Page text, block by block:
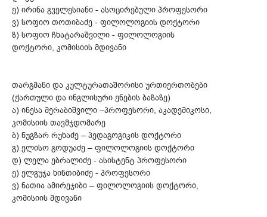
ე) ირინა გველესიანი - ასოცირებული პროფესორი
ვ) სოფიო თოთიბაძე - ფილოლოგიის დოქტორი
ზ) სოფიო ჩხატარაშვილი - ფილოლოგიის
დოქტორი, კომისიის მდივანი
თარგმანი და კულტურათაშორისი ურთიერთობები
(ქართული და ინგლისური ენების ბაზაზე)
ა) ინესა მერაბიშვილი –პროფესორი, აკადემიკოსი,
კომისიის თავმჯდომარე
ბ) ნუგზარ რუხაძე – პედაგოგიკის დოქტორი
გ) ელისო გოდუაძე – ფილოლოგიის დოქტორი
დ) ლელა ებრალიძე - ასისტენტ პროფესორი
ე) ელგუჯა ხინთიბიძე - პროფესორი
ვ) ნათია ამირეჯიბი – ფილოლოგიის დოქტორი,
კომისიის მდივანი